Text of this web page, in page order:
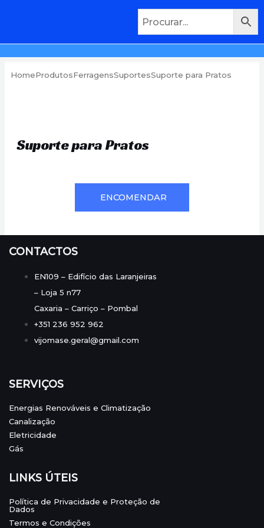
HomeProdutosFerragensSuportesSuporte para Pratos
Suporte para Pratos
ENCOMENDAR
CONTACTOS
EN109 – Edifício das Laranjeiras
– Loja 5 n77
Caxaria – Carriço – Pombal
+351 236 952 962
vijomase.geral@gmail.com
SERVIÇOS
Energias Renováveis e Climatização
Canalização
Eletricidade
Gás
LINKS ÚTEIS
Política de Privacidade e Proteção de
Dados
Termos e Condições